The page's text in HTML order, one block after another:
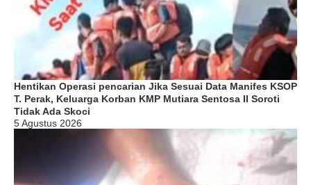
Hentikan Operasi pencarian Jika Sesuai Data Manifes KSOP
T. Perak, Keluarga Korban KMP Mutiara Sentosa II Soroti
Tidak Ada Skoci
5 Agustus 2026